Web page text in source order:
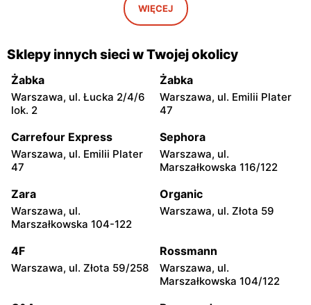
Warszawa, ul. Egipska 4 Warszawa, ul. Elbląska 37
Warszawa, ul. Erazma
Ciołka 30
Warszawa, ul.
Międzyborska 48
Lewiatan
Warszawa, ul. Sabały 3
Lewiatan
Warszawa, ul. Majdańska 11
Lewiatan
Warszawa al. Stanów
Zjednoczonych 72 Lok. 4
Lewiatan
Warszawa, ul.
Bernardyńska 25
Lewiatan
Warszawa, ul. Bolesława
Podczaszyńskiego 1/3
Lewiatan
Warszawa, ul. Globusowa
Lewiatan
Warszawa, ul. Sonaty 5
Lewiatan
Warszawa, ul. Gen.
Tadeusza Pełczyńskiego 32
WIĘCEJ
Sklepy innych sieci w Twojej okolicy
Żabka
Warszawa, ul. Łucka 2/4/6
lok. 2
Żabka
Warszawa, ul. Emilii Plater
47
Carrefour Express
Warszawa, ul. Emilii Plater
47
Sephora
Warszawa, ul.
Marszałkowska 116/122
Zara
Warszawa, ul.
Marszałkowska 104-122
Organic
Warszawa, ul. Złota 59
4F
Warszawa, ul. Złota 59/258
Rossmann
Warszawa, ul.
Marszałkowska 104/122